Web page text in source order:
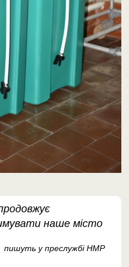
наше місто
пишуть у преслужбі НМР